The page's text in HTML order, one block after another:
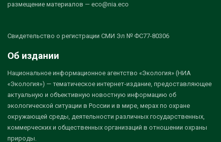
размещение материалов — eco@nia.eco
Свидетельство о регистрации СМИ Эл № ФС77-80306
Об издании
Национальное информационное агентство «Экология» (НИА
«Экология») — тематическое интернет-издание, предоставляющее
актуальную и объективную новостную информацию об
экологической ситуации в России и в мире, мерах по охране
окружающей среды, деятельности различных государственных,
коммерческих и общественных организаций в отношении охраны
природы.